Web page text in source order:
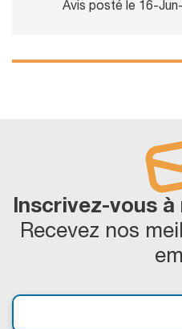
Avis posté le 16-
Inscrivez-vous
Recevez nos